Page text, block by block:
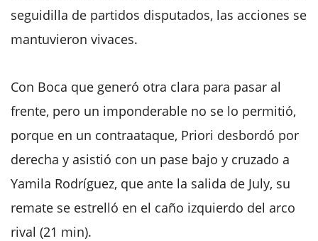
seguidilla de partidos disputados, las acciones se
mantuvieron vivaces.
Con Boca que generó otra clara para pasar al
frente, pero un imponderable no se lo permitió,
porque en un contraataque, Priori desbordó por
derecha y asistió con un pase bajo y cruzado a
Yamila Rodríguez, que ante la salida de July, su
remate se estrelló en el caño izquierdo del arco
rival (21 min).